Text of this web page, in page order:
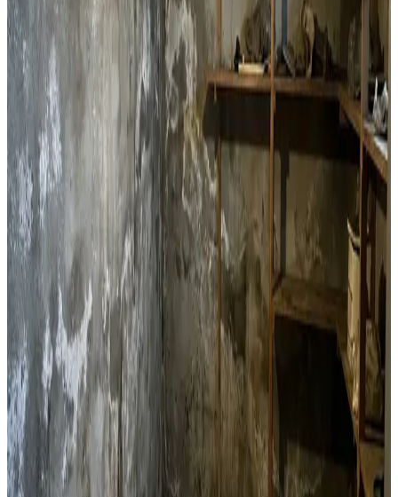
Lejlighedsventilation
Decentral ventilation til lejligheder og etageejendomme i
Nysted. Perfekt til boligforeninger og enkeltlejligheder
med fugtproblemer.
Læs mere